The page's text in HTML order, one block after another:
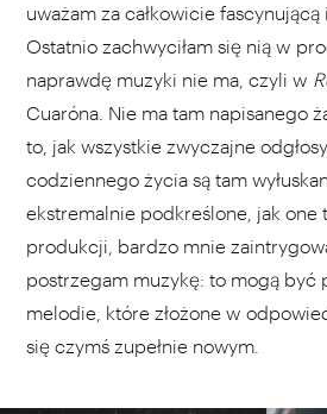
uważam za całkowicie fascynującą
Ostatnio zachwyciłam się nią w
naprawdę muzyki nie ma, czyli w
Cuaróna. Nie ma tam napisanego
to, jak wszystkie zwyczajne
codziennego życia są tam
ekstremalnie podkreślone, jak one
produkcji, bardzo mnie
postrzegam muzykę: to mogą być
melodie, które złożone w
się czymś zupełnie nowym.